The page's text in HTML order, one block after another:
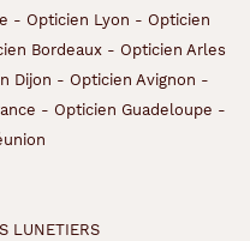
- Opticien Lyon - Opticien
Bordeaux- Opticien Arles
Dijon - Opticien Avignon -
- Opticien Guadeloupe -
LUNETIERS